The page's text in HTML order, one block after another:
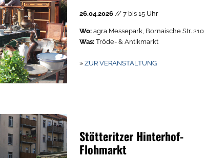
26.04.2026 // 7 bis 15 Uhr
Wo: agra Messepark, Bornaische Str. 210
Was: Tröde- & Antikmarkt
» ZUR VERANSTALTUNG
Stötteritzer Hinterhof-
Flohmarkt